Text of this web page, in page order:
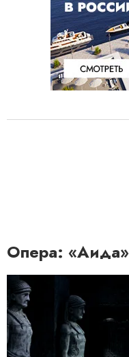
Опера: «Аида»